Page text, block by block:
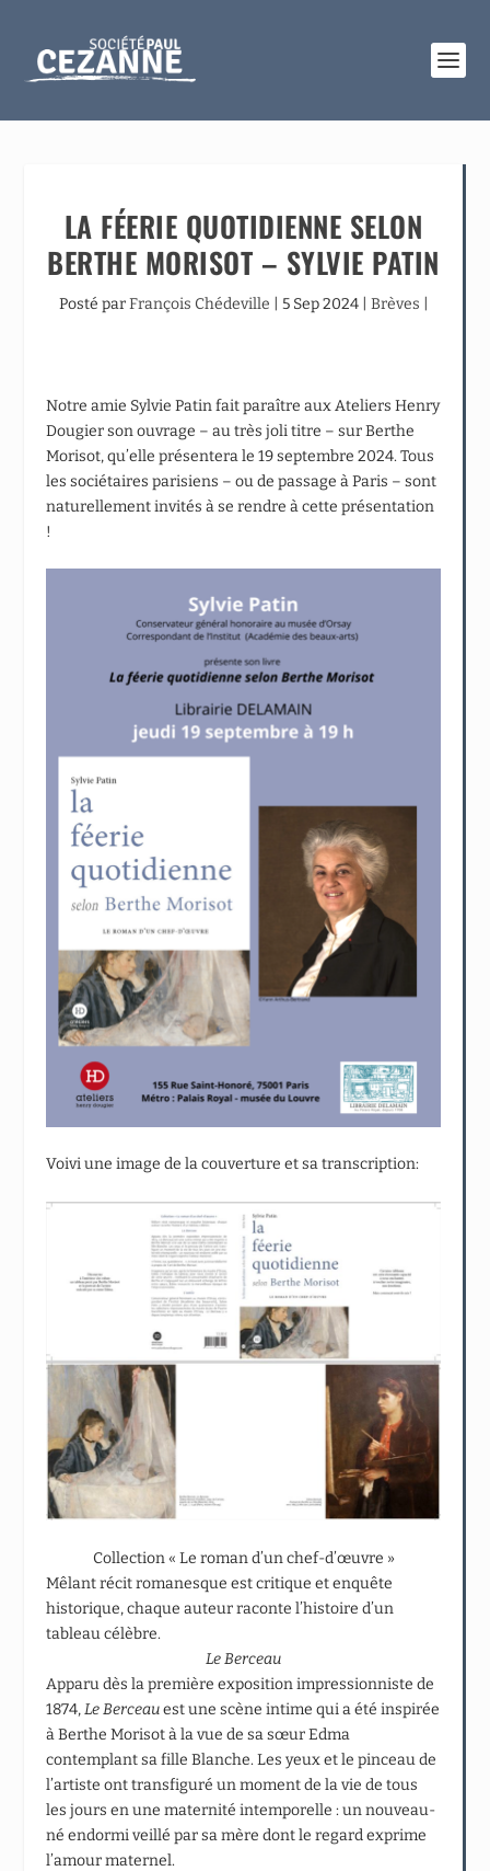
LA FÉERIE QUOTIDIENNE SELON
BERTHE MORISOT – SYLVIE PATIN
Posté parFrançois Chédeville 5 Sep 2024| Brèves
Notre amie Sylvie Patin fait paraître aux Ateliers Henry
Dougier son ouvrage – au très joli titre – sur Berthe
Morisot, qu’elle présentera le 19 septembre 2024. Tous
les sociétaires parisiens – ou de passage à Paris – sont
naturellement invités à se rendre à cette présentation
!
Voivi une image de la couverture et sa transcription:
Collection « Le roman d’un chef-d’œuvre »
Mêlant récit romanesque est critique et enquête
historique, chaque auteur raconte l’histoire d’un
tableau célèbre.
Le Berceau
Apparu dès la première exposition impressionniste de
1874,Le Berceauest une scène intime qui a été inspirée
à Berthe Morisot à la vue de sa sœur Edma
contemplant sa fille Blanche. Les yeux et le pinceau de
l’artiste ont transfiguré un moment de la vie de tous
les jours en une maternité intemporelle : un nouveau-
né endormi veillé par sa mère dont le regard exprime
l’amour maternel.